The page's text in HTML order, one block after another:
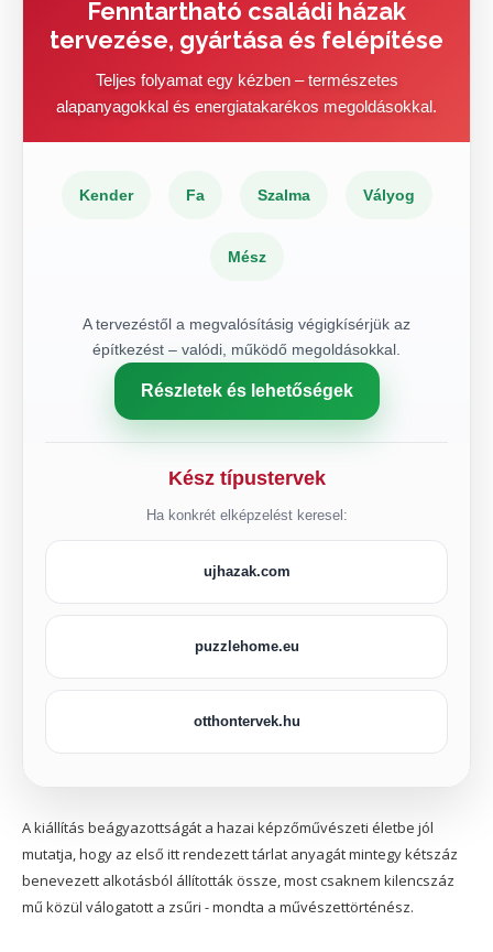
Fenntartható családi házak
tervezése, gyártása és felépítése
Teljes folyamat egy kézben – természetes
alapanyagokkal és energiatakarékos megoldásokkal.
Kender Fa Szalma Vályog
Mész
A tervezéstől a megvalósításig végigkísérjük az
építkezést – valódi, működő megoldásokkal.
Részletek és lehetőségek
Kész típustervek
Ha konkrét elképzelést keresel:
ujhazak.com
puzzlehome.eu
otthontervek.hu
A kiállítás beágyazottságát a hazai képzőművészeti életbe jól
mutatja, hogy az első itt rendezett tárlat anyagát mintegy kétszáz
benevezett alkotásból állították össze, most csaknem kilencszáz
mű közül válogatott a zsűri - mondta a művészettörténész.